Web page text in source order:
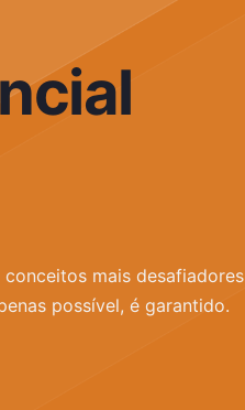
mais desafiadores
possível, é garantido.